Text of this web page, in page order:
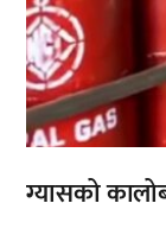
ग्यासको